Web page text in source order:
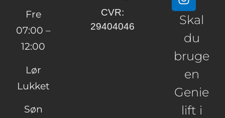
Skal
du
bruge
en
Genie
lift i
Fre
07:00 –
12:00
Lør
Lukket
Søn
CVR:
29404046